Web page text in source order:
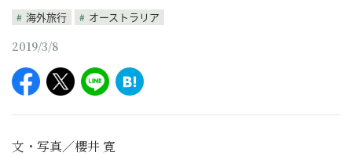
海外旅行
オーストラリア
2019/3/8
文・写真／櫻井 寛